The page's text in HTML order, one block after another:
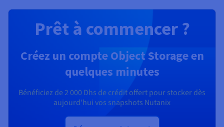
Prêt à commencer ?
Créez un compte Object Storage en
quelques minutes
Bénéficiez de 2 000 Dhs de crédit offert pour stocker dès
aujourd'hui vos snapshots Nutanix